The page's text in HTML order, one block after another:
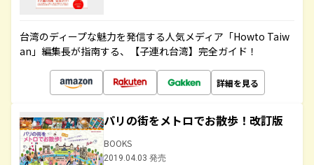
台湾のディープな魅力を発信する人気メディア「Howto Taiw
an」編集長が指南する、【子連れ台湾】完全ガイド！
詳細を見る
パリの街をメトロでお散歩！改訂版
BOOKS
2019.04.03 発売